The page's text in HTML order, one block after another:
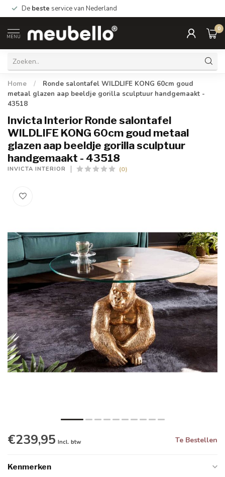
De beste service van Nederland
MENU
0
Home /
Ronde salontafel WILDLIFE KONG 60cm goud
metaal glazen aap beeldje gorilla sculptuur handgemaakt -
43518
Invicta Interior Ronde salontafel
WILDLIFE KONG 60cm goud metaal
glazen aap beeldje gorilla sculptuur
handgemaakt - 43518
INVICTA INTERIOR (0)
€239,95 Incl. btw Te Bestellen
Kenmerken